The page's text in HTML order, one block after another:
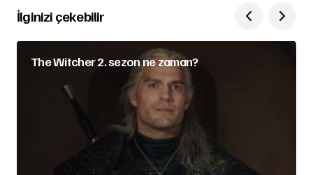
İlginizi çekebilir
The Witcher 2. sezon ne zaman?